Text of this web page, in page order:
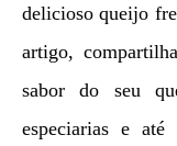
delicioso queijo
artigo,
sabor do seu
especiarias e